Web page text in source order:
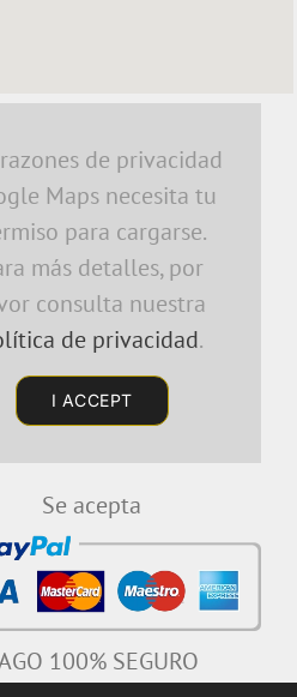
de privacidad
Maps necesita tu
para cargarse.
más detalles, por
consulta nuestra
de privacidad.
I ACCEPT
Se acepta
100% SEGURO